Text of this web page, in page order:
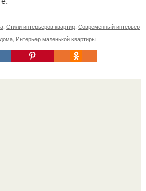
Стили интерьеров квартир Современный интерьер
Интерьер маленькой квартиры